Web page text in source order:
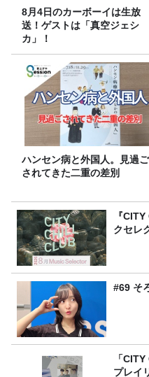
8月4日のカーボーイは生放
送！ゲストは「真空ジェシ
カ」！
ハンセン病と外国人。見過ご
されてきた二重の差別
『
クセレ
#69 そ
「
プレイ